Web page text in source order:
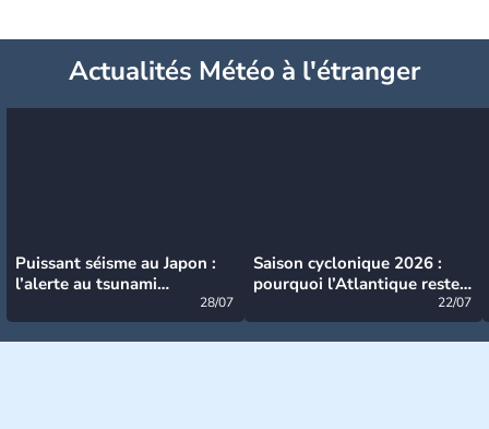
Actualités Météo à l'étranger
Puissant séisme au Japon :
l’alerte au tsunami
28/07
Saison cyclonique 2026 :
pourquoi l’Atlantique reste
22/07